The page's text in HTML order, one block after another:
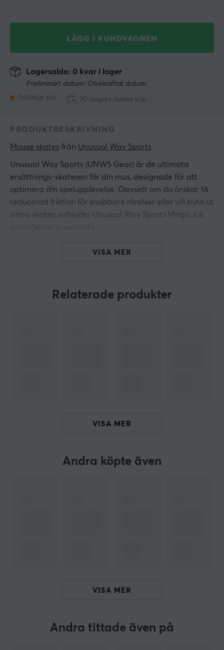
LÄGG I KUNDVAGNEN
Preliminärt datum: Obekräftat datum
Tillfälligt slut
Lagersaldo: 0 kvar i lager
30 dagars öppet köp
PRODUKTBESKRIVNING
Mouse skates från Unusual Way Sports
Unusual Way Sports (UNWS Gear) är de ultimata
ersättnings-skatesen för din mus, designade för att
optimera din spelupplevelse. Oavsett om du önskar få
reducerad friktion för snabbare rörelser eller vill byta ut
slitna skates, erbjuder Unusual Way Sports Magic Ice
Med precisionstillverkning och ett smidigt glid hjälper
och deras hållbara material säkerställer långvarig
användning. Perfekt för både casual gamers och e-
Vårt artikelnummer: 33947
OM VARUMÄRKET
SPECIFIKATIONER
VISA MER
Relaterade produkter
VISA MER
Andra köpte även
VISA MER
Andra tittade även på